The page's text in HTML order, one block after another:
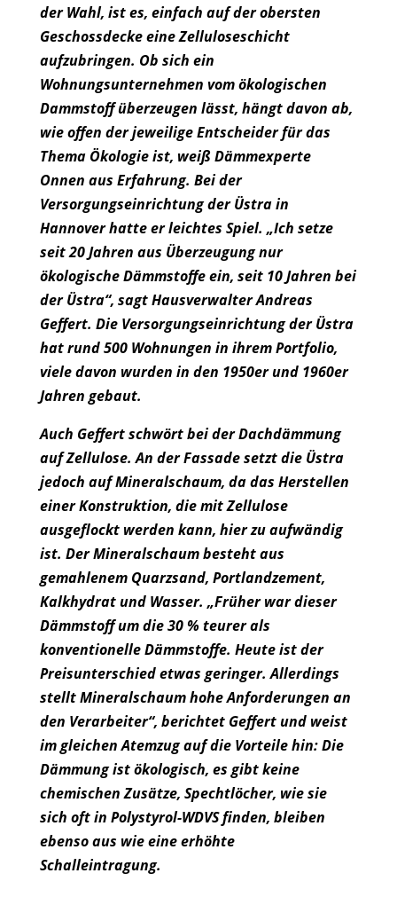
der Wahl, ist es, einfach auf der obersten
Geschossdecke eine Zelluloseschicht
aufzubringen. Ob sich ein
Wohnungsunternehmen vom ökologischen
Dammstoff überzeugen lässt, hängt davon ab,
wie offen der jeweilige Entscheider für das
Thema Ökologie ist, weiß Dämmexperte
Onnen aus Erfahrung. Bei der
Versorgungseinrichtung der Üstra in
Hannover hatte er leichtes Spiel. „Ich setze
seit 20 Jahren aus Überzeugung nur
ökologische Dämmstoffe ein, seit 10 Jahren bei
der Üstra“, sagt Hausverwalter Andreas
Geffert. Die Versorgungseinrichtung der Üstra
hat rund 500 Wohnungen in ihrem Portfolio,
viele davon wurden in den 1950er und 1960er
Jahren gebaut.
Auch Geffert schwört bei der Dachdämmung
auf Zellulose. An der Fassade setzt die Üstra
jedoch auf Mineralschaum, da das Herstellen
einer Konstruktion, die mit Zellulose
ausgeflockt werden kann, hier zu aufwändig
ist. Der Mineralschaum besteht aus
gemahlenem Quarzsand, Portlandzement,
Kalkhydrat und Wasser. „Früher war dieser
Dämmstoff um die 30 % teurer als
konventionelle Dämmstoffe. Heute ist der
Preisunterschied etwas geringer. Allerdings
stellt Mineralschaum hohe Anforderungen an
den Verarbeiter“, berichtet Geffert und weist
im gleichen Atemzug auf die Vorteile hin: Die
Dämmung ist ökologisch, es gibt keine
chemischen Zusätze, Spechtlöcher, wie sie
sich oft in Polystyrol-WDVS finden, bleiben
ebenso aus wie eine erhöhte
Schalleintragung.